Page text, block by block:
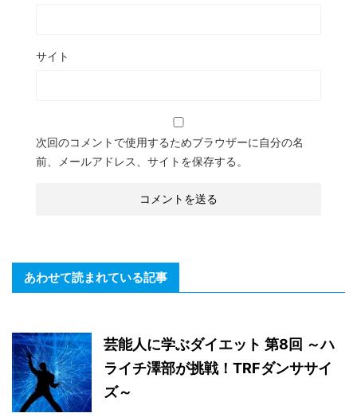
サイト
次回のコメントで使用するためブラウザーに自分の名
前、メールアドレス、サイトを保存する。
あわせて読まれている記事
芸能人に学ぶダイエット 第8回 ～ハ
ライチ澤部が挑戦！TRFダンササイ
ズ～